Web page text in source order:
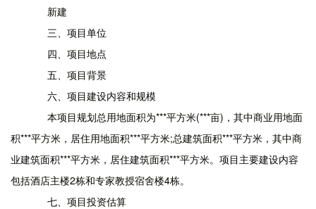
新建
三、项目单位
四、项目地点
五、项目背景
六、项目建设内容和规模
本项目规划总用地面积为***平方米(***亩)，其中商业用地面
积***平方米，居住用地面积***平方米;总建筑面积***平方米，其中商
业建筑面积***平方米，居住建筑面积***平方米。项目主要建设内容
包括酒店主楼2栋和专家教授宿舍楼4栋。
七、项目投资估算